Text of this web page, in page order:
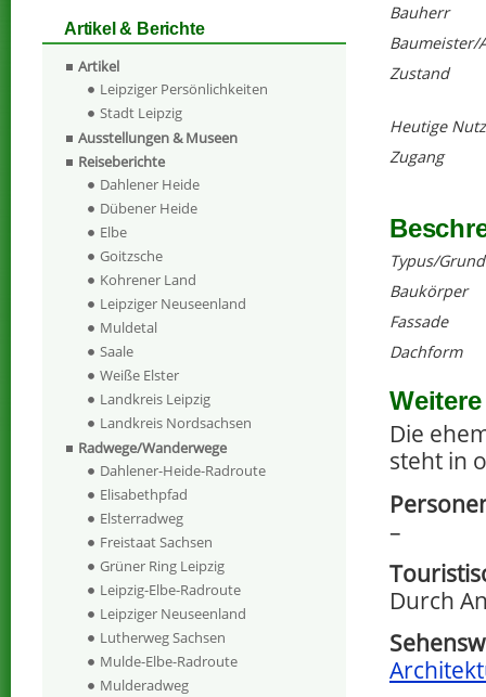
Bauherr
Baumeister/
Zustand
Heutige
Zugang
Typus/
Baukörper
Fassade
Dachform
Die
steht in
–
Durch
Artikel & Berichte
Artikel
Leipziger Persönlichkeiten
Stadt Leipzig
Ausstellungen & Museen
Reiseberichte
Dahlener Heide
Dübener Heide
Elbe
Goitzsche
Kohrener Land
Leipziger Neuseenland
Muldetal
Saale
Weiße Elster
Landkreis Leipzig
Landkreis Nordsachsen
Radwege/Wanderwege
Dahlener-Heide-Radroute
Elisabethpfad
Elsterradweg
Freistaat Sachsen
Grüner Ring Leipzig
Leipzig-Elbe-Radroute
Leipziger Neuseenland
Lutherweg Sachsen
Mulde-Elbe-Radroute
Mulderadweg